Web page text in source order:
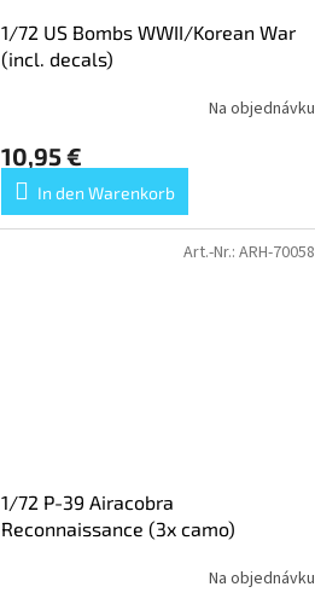
1/72 US Bombs WWII/Korean War
(incl. decals)
Na objednávku
10,95 €
In den Warenkorb
1/72 P-39 Airacobra
Reconnaissance (3x camo)
Na objednávku
Art.-Nr.: ARH-70058